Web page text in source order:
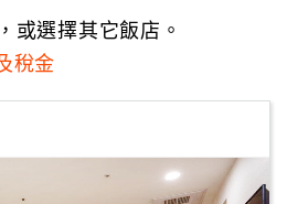
new movie theater located inside
are also many bars around the
top tourist attraction in Pingtung
或選擇其它飯店。
稅金